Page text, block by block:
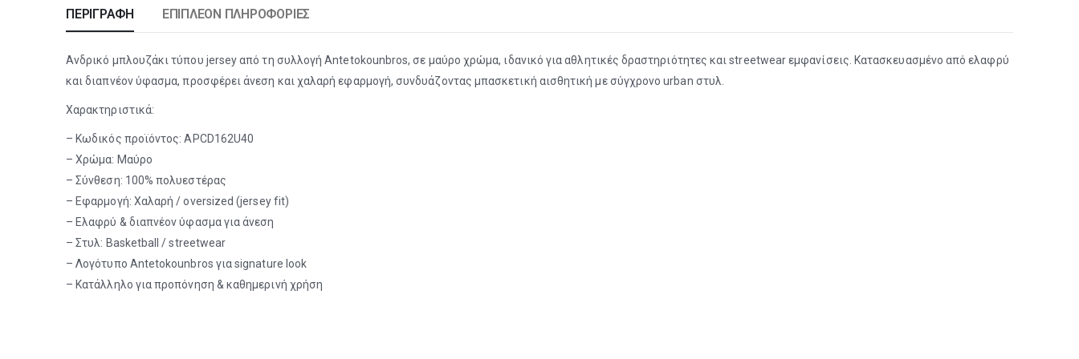
ΠΕΡΙΓΡΑΦΉ ΕΠΙΠΛΈΟΝ ΠΛΗΡΟΦΟΡΊΕΣ
Ανδρικό μπλουζάκι τύπου jersey από τη συλλογή Antetokounbros, σε μαύρο χρώμα, ιδανικό για αθλητικές δραστηριότητες και streetwear εμφανίσεις. Κατασκευασμένο από ελαφρύ
και διαπνέον ύφασμα, προσφέρει άνεση και χαλαρή εφαρμογή, συνδυάζοντας μπασκετική αισθητική με σύγχρονο urban στυλ.
Χαρακτηριστικά:
– Κωδικός προϊόντος: APCD162U40
– Χρώμα: Μαύρο
– Σύνθεση: 100% πολυεστέρας
– Εφαρμογή: Χαλαρή / oversized (jersey fit)
– Ελαφρύ & διαπνέον ύφασμα για άνεση
– Στυλ: Basketball / streetwear
– Λογότυπο Antetokounbros για signature look
– Κατάλληλο για προπόνηση & καθημερινή χρήση